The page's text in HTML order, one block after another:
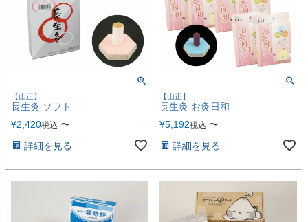
【山正】
長生灸 ソフト
¥2,420税込 〜
詳細を見る
【山正】
長生灸 お灸日和
¥5,192税込 〜
詳細を見る